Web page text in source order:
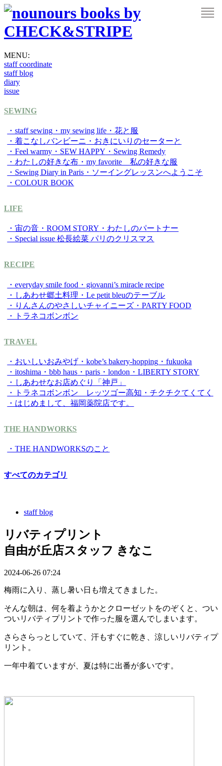
MENU:
staff coordinate
staff blog
diary
issue
SEWING
・staff sewing ・my sewing life ・花と服
・着こなしバンビーニ ・おきにいりのセーターと
・Feel warmy ・SEW HAPPY ・Sewing Remedy
・わたしの好きな布 ・my favorite 私の好きな服
・Sewing Diary in Paris ・ソーイングレッスンへようこそ
・COLOUR BOOK
LIFE
・宙の音 ・ROOM STORY ・わたしのパートナー
・Special issue 松長絵菜 パリのクリスマス
RECIPE
・everyday smile food ・giovanni’s miracle recipe
・しあわせ郷土料理 ・Le petit bleuのテーブル
・りんさんのやさしいチャイニーズ ・PARTY FOOD
・トラネコボンボン
TRAVEL
・おいしいおみやげ ・kobe’s bakery-hopping ・fukuoka
・itoshima ・bbb haus ・paris ・london ・LIBERTY STORY
・しあわせなお店めぐり「神戸」
・トラネコボンボン レッツゴー高知 ・チクチクてくてく
・はじめまして、福岡薬院店です。
THE HANDWORKS
・THE HANDWORKSのこと
すべてのカテゴリ
staff blog
リバティプリント
自由が丘店スタッフ きなこ
2024-06-26 07:24
梅雨に入り、蒸し暑い日も増えてきました。
そんな朝は、何を着ようかとクローゼットをのぞくと、つい
ついリバティプリントで作った服を選んでしまいます。
さらさらっとしていて、汗もすぐに乾き、涼しいリバティプ
リント。
一年中着ていますが、夏は特に出番が多いです。